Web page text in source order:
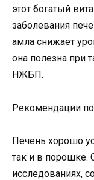
этот богатый
заболевания
амла снижает
она полезна при
НЖБП.
Рекомендации
Печень хорошо
так и в порошке.
исследованиях,